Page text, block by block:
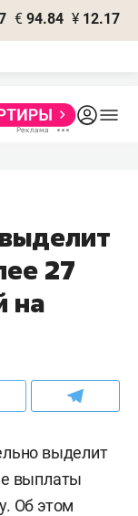
€ 94.84 ¥ 12.17
27
на
выделит
выплаты
Об этом